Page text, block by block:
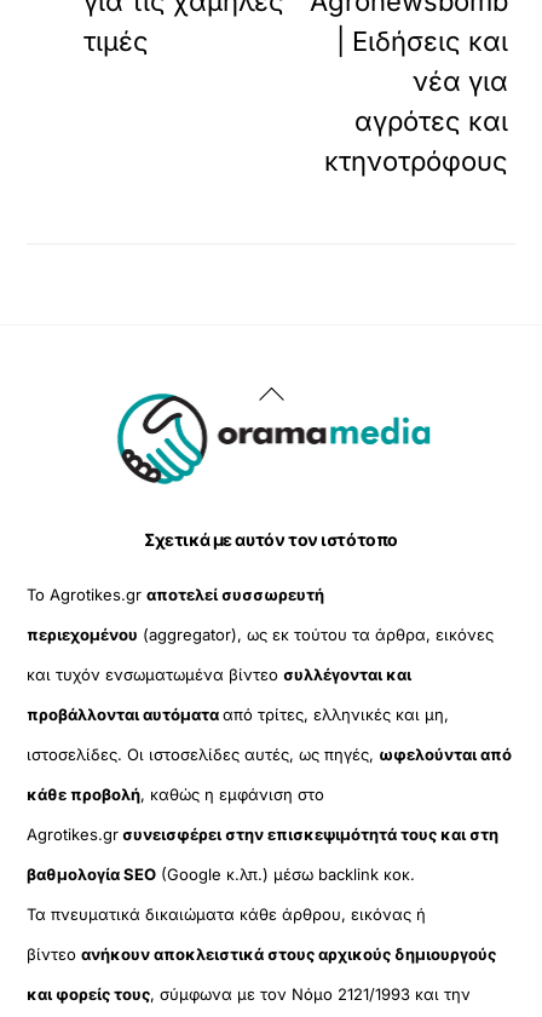
τιμές
| Ειδήσεις και
νέα για
αγρότες και
κτηνοτρόφους
Back
To
Σχετικά με αυτόν τον ιστότοπο
Το Agrotikes.grαποτελεί συσσωρευτή
περιεχομένου (aggregator), ως εκ τούτου τα άρθρα, εικόνες
και τυχόν ενσωματωμένα βίντεοσυλλέγονται και
προβάλλονται αυτόματααπό τρίτες, ελληνικές και μη,
ιστοσελίδες. Οι ιστοσελίδες αυτές, ως πηγές, ωφελούνται από
κάθε προβολή, καθώς η εμφάνιση στο
Agrotikes.grσυνεισφέρει στην επισκεψιμότητά τους και στη
βαθμολογία SEO (Google κ.λπ.) μέσω backlink κοκ.
Τα πνευματικά δικαιώματα κάθε άρθρου, εικόνας ή
βίντεοανήκουν αποκλειστικά στους αρχικούς δημιουργούς
και φορείς τους, σύμφωνα με τον Νόμο 2121/1993 και την